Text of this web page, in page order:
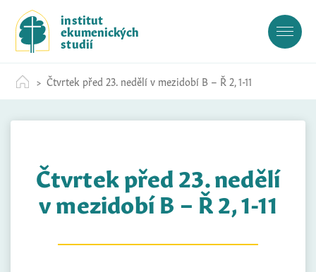
c
institut
ekumenických
studií
Čtvrtek před 23. nedělí v mezidobí B – Ř 2, 1-11
Čtvrtek před 23. nedělí
v mezidobí B – Ř 2, 1-11